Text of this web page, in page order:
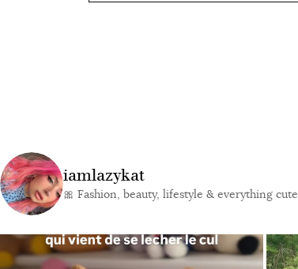
iamlazykat
🎀 Fashion, beauty, lifestyle & everything cute